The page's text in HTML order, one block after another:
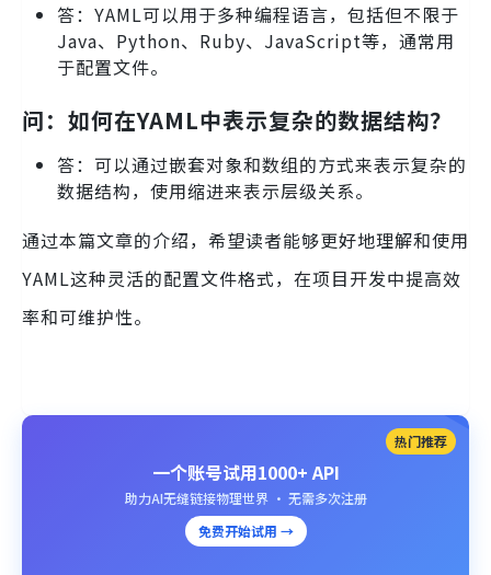
答：YAML可以用于多种编程语言，包括但不限于
Java、Python、Ruby、JavaScript等，通常用
于配置文件。
问：如何在YAML中表示复杂的数据结构？
答：可以通过嵌套对象和数组的方式来表示复杂的
数据结构，使用缩进来表示层级关系。
通过本篇文章的介绍，希望读者能够更好地理解和使用
YAML这种灵活的配置文件格式，在项目开发中提高效
率和可维护性。
热门推荐
一个账号试用1000+ API
助力AI无缝链接物理世界 · 无需多次注册
免费开始试用 →